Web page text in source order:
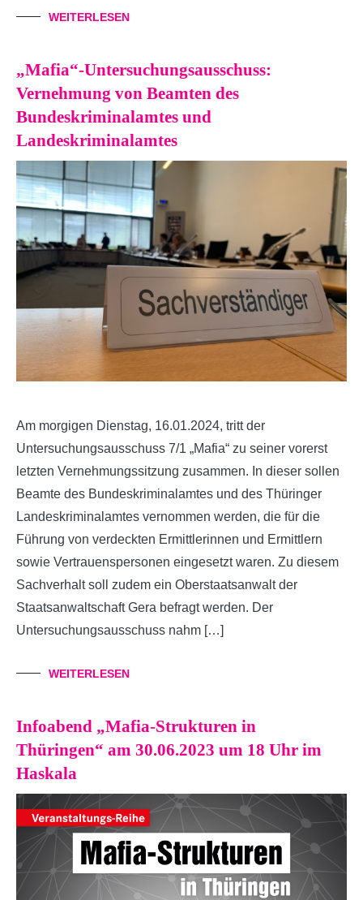
WEITERLESEN
„Mafia“-Untersuchungsausschuss:
Vernehmung von Beamten des
Bundeskriminalamtes und
Landeskriminalamtes
Am morgigen Dienstag, 16.01.2024, tritt der
Untersuchungsausschuss 7/1 „Mafia“ zu seiner vorerst
letzten Vernehmungssitzung zusammen. In dieser sollen
Beamte des Bundeskriminalamtes und des Thüringer
Landeskriminalamtes vernommen werden, die für die
Führung von verdeckten Ermittlerinnen und Ermittlern
sowie Vertrauenspersonen eingesetzt waren. Zu diesem
Sachverhalt soll zudem ein Oberstaatsanwalt der
Staatsanwaltschaft Gera befragt werden. Der
Untersuchungsausschuss nahm […]
WEITERLESEN
Infoabend „Mafia-Strukturen in
Thüringen“ am 30.06.2023 um 18 Uhr im
Haskala